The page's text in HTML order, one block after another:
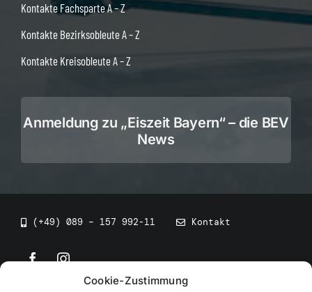
Cookie-Zustimmung
Kontakte Fachsparte A – Z
Kontakte Bezirksobleute A – Z
Kontakte Kreisobleute A – Z
Anmeldung zu „Eiszeit Bayern“ – die BEV
News
(+49) 089 – 157 992-11 Kontakt